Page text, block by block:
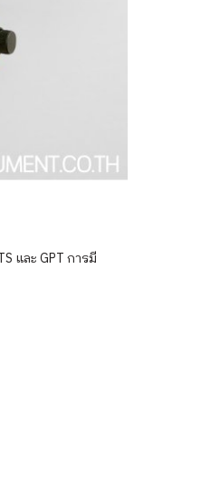
และ GPT การมี